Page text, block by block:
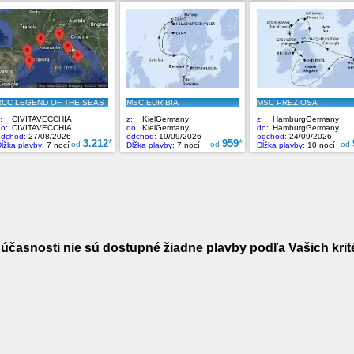
nie sú dostupné žiadne plavby podľa Vašich